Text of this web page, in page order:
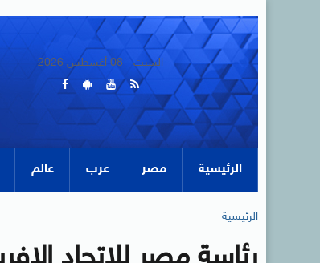
السبت - 08 أغسطس 2026
الرئيسية مصر عرب عالم
الرئيسية